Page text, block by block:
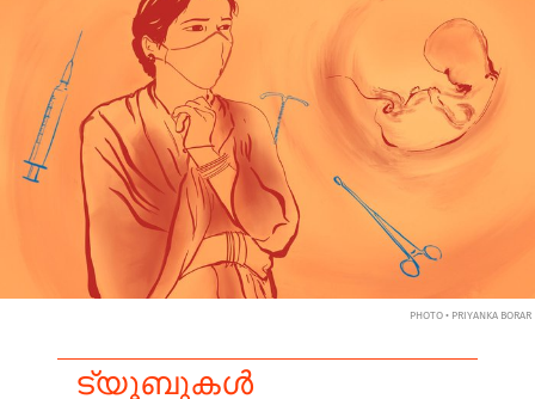
PHOTO • PRIYANKA BORAR
ട്യൂബുകൾ